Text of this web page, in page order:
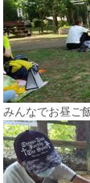
みんなでお昼ご